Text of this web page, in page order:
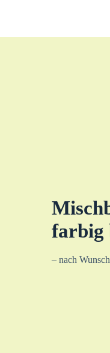
farbig
– nach Wunsch